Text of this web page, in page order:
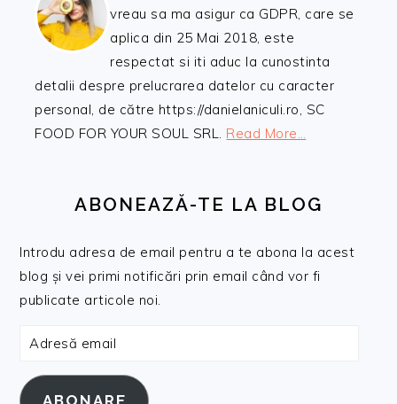
vreau sa ma asigur ca GDPR, care se
aplica din 25 Mai 2018, este
respectat si iti aduc la cunostinta
detalii despre prelucrarea datelor cu caracter
personal, de către https://danielaniculi.ro, SC
FOOD FOR YOUR SOUL SRL. Read More…
ABONEAZĂ-TE LA BLOG
Introdu adresa de email pentru a te abona la acest
blog și vei primi notificări prin email când vor fi
publicate articole noi.
Adresă